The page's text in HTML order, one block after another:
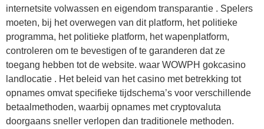
internetsite volwassen en eigendom transparantie . Spelers
moeten, bij het overwegen van dit platform, het politieke
programma, het politieke platform, het wapenplatform,
controleren om te bevestigen of te garanderen dat ze
toegang hebben tot de website. waar WOWPH gokcasino
landlocatie . Het beleid van het casino met betrekking tot
opnames omvat specifieke tijdschema’s voor verschillende
betaalmethoden, waarbij opnames met cryptovaluta
doorgaans sneller verlopen dan traditionele methoden.